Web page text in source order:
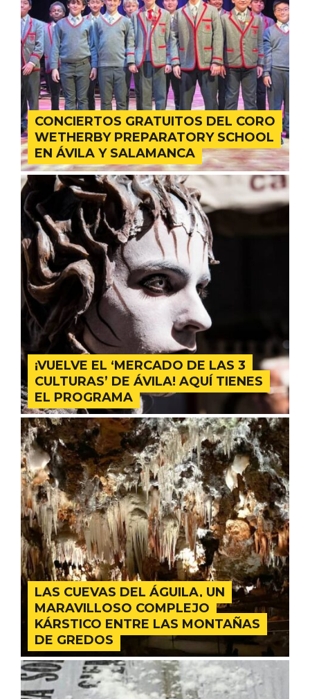
CONCIERTOS GRATUITOS DEL CORO
WETHERBY PREPARATORY SCHOOL
EN ÁVILA Y SALAMANCA
¡VUELVE EL ‘MERCADO DE LAS 3
CULTURAS’ DE ÁVILA! AQUÍ TIENES
EL PROGRAMA
LAS CUEVAS DEL ÁGUILA, UN
MARAVILLOSO COMPLEJO
KÁRSTICO ENTRE LAS MONTAÑAS
DE GREDOS
ACCEDER
Ultimas entradas
Fiesta de los Fueros 2026 de Sepúlveda
y Feria de Artesanía